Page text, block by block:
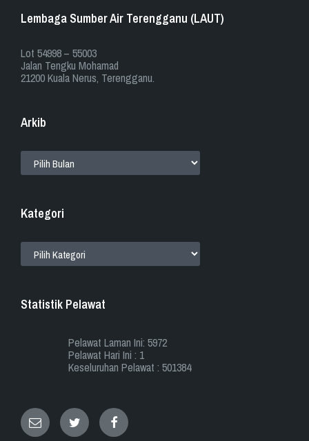
Lembaga Sumber Air Terengganu (LAUT)
​​Lot 54998 – 55003
Jalan Tengku Mohamad
21200 Kuala Nerus, Terengganu.
Arkib
Kategori
Statistik Pelawat
Pelawat Laman Ini: 5972
Pelawat Hari Ini : 1
Keseluruhan Pelawat : 501384
Email TwitterFacebook